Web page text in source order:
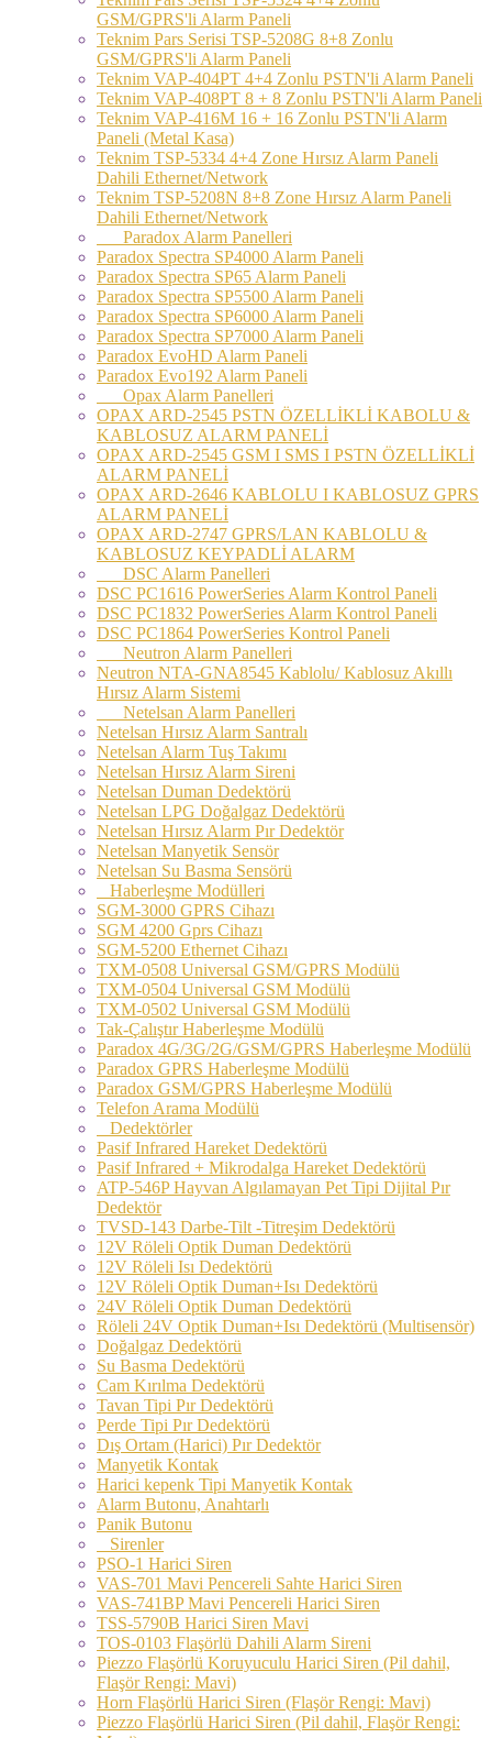
GSM/GPRS'li Alarm Paneli
Teknim Pars Serisi TSP-5208G 8+8 Zonlu
GSM/GPRS'li Alarm Paneli
Teknim VAP-404PT 4+4 Zonlu PSTN'li Alarm Paneli
Teknim VAP-408PT 8 + 8 Zonlu PSTN'li Alarm Paneli
Teknim VAP-416M 16 + 16 Zonlu PSTN'li Alarm
Paneli (Metal Kasa)
Teknim TSP-5334 4+4 Zone Hırsız Alarm Paneli
Dahili Ethernet/Network
Teknim TSP-5208N 8+8 Zone Hırsız Alarm Paneli
Dahili Ethernet/Network
Paradox Alarm Panelleri
Paradox Spectra SP4000 Alarm Paneli
Paradox Spectra SP65 Alarm Paneli
Paradox Spectra SP5500 Alarm Paneli
Paradox Spectra SP6000 Alarm Paneli
Paradox Spectra SP7000 Alarm Paneli
Paradox EvoHD Alarm Paneli
Paradox Evo192 Alarm Paneli
Opax Alarm Panelleri
OPAX ARD-2545 PSTN ÖZELLİKLİ KABOLU &
KABLOSUZ ALARM PANELİ
OPAX ARD-2545 GSM I SMS I PSTN ÖZELLİKLİ
ALARM PANELİ
OPAX ARD-2646 KABLOLU I KABLOSUZ GPRS
ALARM PANELİ
OPAX ARD-2747 GPRS/LAN KABLOLU &
KABLOSUZ KEYPADLİ ALARM
DSC Alarm Panelleri
DSC PC1616 PowerSeries Alarm Kontrol Paneli
DSC PC1832 PowerSeries Alarm Kontrol Paneli
DSC PC1864 PowerSeries Kontrol Paneli
Neutron Alarm Panelleri
Neutron NTA-GNA8545 Kablolu/ Kablosuz Akıllı
Hırsız Alarm Sistemi
Netelsan Alarm Panelleri
Netelsan Hırsız Alarm Santralı
Netelsan Alarm Tuş Takımı
Netelsan Hırsız Alarm Sireni
Netelsan Duman Dedektörü
Netelsan LPG Doğalgaz Dedektörü
Netelsan Hırsız Alarm Pır Dedektör
Netelsan Manyetik Sensör
Netelsan Su Basma Sensörü
Haberleşme Modülleri
SGM-3000 GPRS Cihazı
SGM 4200 Gprs Cihazı
SGM-5200 Ethernet Cihazı
TXM-0508 Universal GSM/GPRS Modülü
TXM-0504 Universal GSM Modülü
TXM-0502 Universal GSM Modülü
Tak-Çalıştır Haberleşme Modülü
Paradox 4G/3G/2G/GSM/GPRS Haberleşme Modülü
Paradox GPRS Haberleşme Modülü
Paradox GSM/GPRS Haberleşme Modülü
Telefon Arama Modülü
Dedektörler
Pasif Infrared Hareket Dedektörü
Pasif Infrared + Mikrodalga Hareket Dedektörü
ATP-546P Hayvan Algılamayan Pet Tipi Dijital Pır
Dedektör
TVSD-143 Darbe-Tilt -Titreşim Dedektörü
12V Röleli Optik Duman Dedektörü
12V Röleli Isı Dedektörü
12V Röleli Optik Duman+Isı Dedektörü
24V Röleli Optik Duman Dedektörü
Röleli 24V Optik Duman+Isı Dedektörü (Multisensör)
Doğalgaz Dedektörü
Su Basma Dedektörü
Cam Kırılma Dedektörü
Tavan Tipi Pır Dedektörü
Perde Tipi Pır Dedektörü
Dış Ortam (Harici) Pır Dedektör
Manyetik Kontak
Harici kepenk Tipi Manyetik Kontak
Alarm Butonu, Anahtarlı
Panik Butonu
Sirenler
PSO-1 Harici Siren
VAS-701 Mavi Pencereli Sahte Harici Siren
VAS-741BP Mavi Pencereli Harici Siren
TSS-5790B Harici Siren Mavi
TOS-0103 Flaşörlü Dahili Alarm Sireni
Piezzo Flaşörlü Koruyuculu Harici Siren (Pil dahil,
Flaşör Rengi: Mavi)
Horn Flaşörlü Harici Siren (Flaşör Rengi: Mavi)
Piezzo Flaşörlü Harici Siren (Pil dahil, Flaşör Rengi: